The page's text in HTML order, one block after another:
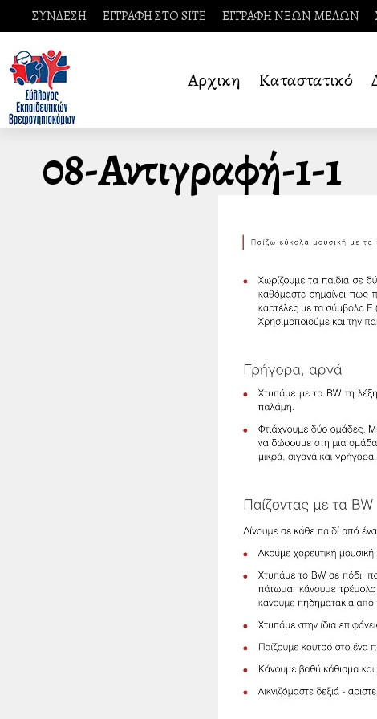
ΣΥΝΔΕΣΗ ΕΓΓΡΑΦΗ ΣΤΟ SITE ΕΓΓΡΑΦΗ ΝΕΩΝ ΜΕΛΩΝ
Αρχικη Καταστατικό
08-Αντιγραφή-1-1